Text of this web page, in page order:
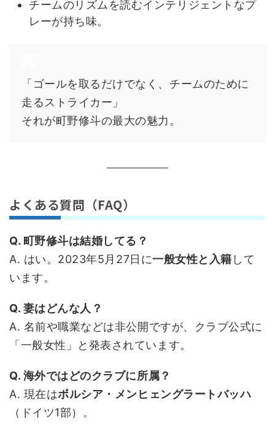
チームのリズムを読むインテリジェントなプ
レーが持ち味。
「ゴールを取るだけでなく、チームのために
走るストライカー」
それが町野修斗の最大の魅力。
よくある質問（FAQ）
Q. 町野修斗は結婚してる？
A. はい。2023年5月27日に一般女性と入籍 して
います。
Q. 妻はどんな人？
A. 名前や職業などは非公開ですが、クラブ公式に
「一般女性」と発表されています。
Q. 海外ではどのクラブに所属？
A. 現在はボルシア・メンヒェングラートバッハ
（ドイツ1部）。